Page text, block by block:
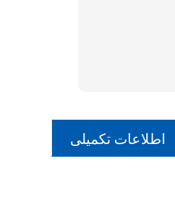
اطلاعات تکمیلی